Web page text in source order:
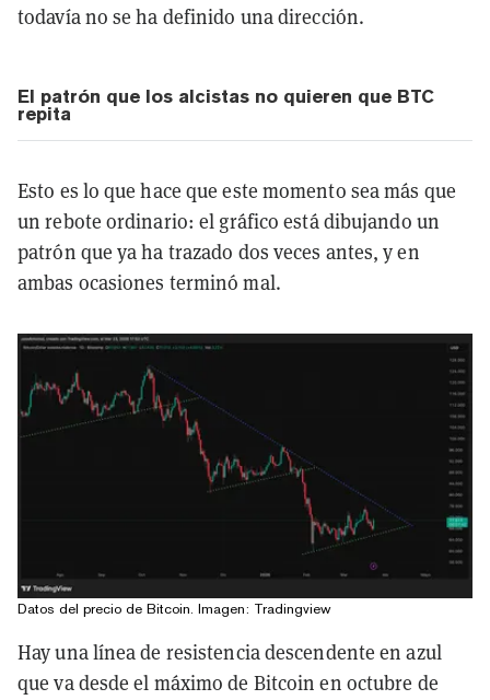
todavía no se ha definido una dirección.
El patrón que los alcistas no quieren que BTC
repita
Esto es lo que hace que este momento sea más que
un rebote ordinario: el gráfico está dibujando un
patrón que ya ha trazado dos veces antes, y en
ambas ocasiones terminó mal.
Datos del precio de Bitcoin. Imagen: Tradingview
Hay una línea de resistencia descendente en azul
que va desde el máximo de Bitcoin en octubre de